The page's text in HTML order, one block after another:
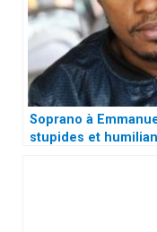
Soprano à
stupides et